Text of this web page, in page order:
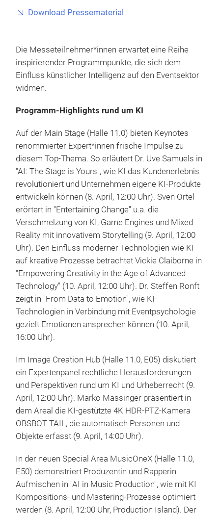
Download Pressematerial
Die Messeteilnehmer*innen erwartet eine Reihe
inspirierender Programmpunkte, die sich dem
Einfluss künstlicher Intelligenz auf den Eventsektor
widmen.
Programm-Highlights rund um KI
Auf der Main Stage (Halle 11.0) bieten Keynotes
renommierter Expert*innen frische Impulse zu
diesem Top-Thema. So erläutert Dr. Uve Samuels in
"AI: The Stage is Yours", wie KI das Kundenerlebnis
revolutioniert und Unternehmen eigene KI-Produkte
entwickeln können (8. April, 12:00 Uhr). Sven Ortel
erörtert in "Entertaining Change" u.a. die
Verschmelzung von KI, Game Engines und Mixed
Reality mit innovativem Storytelling (9. April, 12:00
Uhr). Den Einfluss moderner Technologien wie KI
auf kreative Prozesse betrachtet Vickie Claiborne in
"Empowering Creativity in the Age of Advanced
Technology" (10. April, 12:00 Uhr). Dr. Steffen Ronft
zeigt in "From Data to Emotion", wie KI-
Technologien in Verbindung mit Eventpsychologie
gezielt Emotionen ansprechen können (10. April,
16:00 Uhr).
Im Image Creation Hub (Halle 11.0, E05) diskutiert
ein Expertenpanel rechtliche Herausforderungen
und Perspektiven rund um KI und Urheberrecht (9.
April, 12:00 Uhr). Marko Massinger präsentiert in
dem Areal die KI-gestützte 4K HDR-PTZ-Kamera
OBSBOT TAIL, die automatisch Personen und
Objekte erfasst (9. April, 14:00 Uhr).
In der neuen Special Area MusicOneX (Halle 11.0,
E50) demonstriert Produzentin und Rapperin
Aufmischen in "AI in Music Production", wie mit KI
Kompositions- und Mastering-Prozesse optimiert
werden (8. April, 12:00 Uhr, Production Island). Der